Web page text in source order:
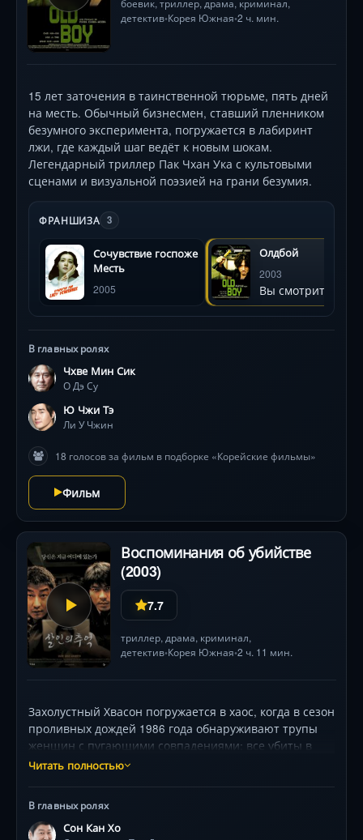
детектив•Корея Южная• 2 ч. мин.
15 лет заточения в таинственной тюрьме, пять дней
на месть. Обычный бизнесмен, ставший пленником
безумного эксперимента, погружается в лабиринт
лжи, где каждый шаг ведёт к новым шокам.
Легендарный триллер Пак Чхан Ука с культовыми
сценами и визуальной поэзией на грани безумия.
ФРАНШИЗА 3
Сочувствие госпоже
Месть
2005
Олдбой
2003
Вы смотрите
В главных ролях
Чхве Мин Сик
О Дэ Су
Ю Чжи Тэ
Ли У Чжин
18 голосов за фильм в подборке «Корейские фильмы»
Фильм
Воспоминания об убийстве
(2003)
7.7
триллер, драма, криминал,
детектив•Корея Южная•2 ч. 11 мин.
Захолустный Хвасон погружается в хаос, когда в сезон
проливных дождей 1986 года обнаруживают трупы
женщин с пугающими совпадениями: все убиты в
непогоду, все одеты в красное. Расследование ведут
кулаки логике; его импульсивный коллега, готовый на
всё ради результата; и аналитик из Сеула, верящий
Читать полностью
В главных ролях
Сон Кан Хо